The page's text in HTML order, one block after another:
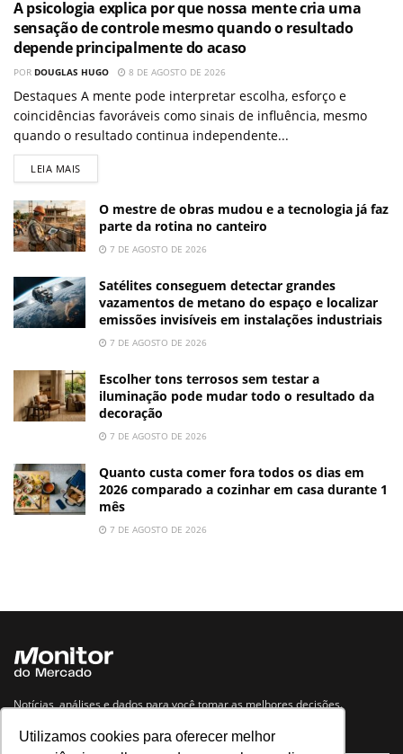
Utilizamos cookies para oferecer melhor
A psicologia explica por que nossa mente cria uma
sensação de controle mesmo quando o resultado
depende principalmente do acaso
POR DOUGLAS HUGO 8 DE AGOSTO DE 2026
Destaques A mente pode interpretar escolha, esforço e
coincidências favoráveis como sinais de influência, mesmo
quando o resultado continua independente...
LEIA MAIS
O mestre de obras mudou e a tecnologia já faz
parte da rotina no canteiro
7 DE AGOSTO DE 2026
Satélites conseguem detectar grandes
vazamentos de metano do espaço e localizar
emissões invisíveis em instalações industriais
7 DE AGOSTO DE 2026
Escolher tons terrosos sem testar a
iluminação pode mudar todo o resultado da
decoração
7 DE AGOSTO DE 2026
Quanto custa comer fora todos os dias em
2026 comparado a cozinhar em casa durante 1
mês
7 DE AGOSTO DE 2026
Notícias, análises e dados para você tomar as melhores decisões.
Navegue no site